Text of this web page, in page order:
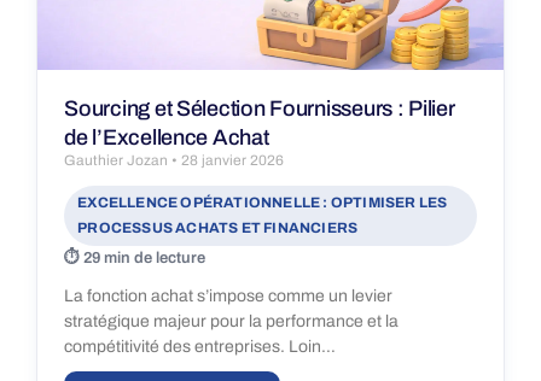
Sourcing et Sélection Fournisseurs : Pilier
de l’Excellence Achat
Gauthier Jozan 28 janvier 2026
EXCELLENCE OPÉRATIONNELLE : OPTIMISER LES
PROCESSUS ACHATS ET FINANCIERS
29 min de lecture
La fonction achat s’impose comme un levier
stratégique majeur pour la performance et la
compétitivité des entreprises. Loin…